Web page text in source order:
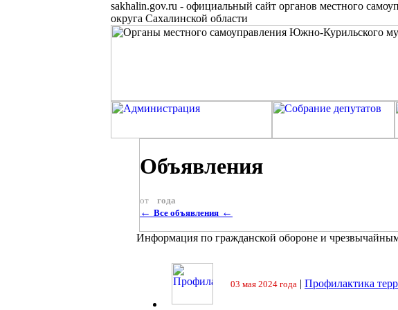
sakhalin.gov.ru - официальный сайт органов местного
округа Сахалинской области
Объявления
от года
← Все объявления ←
Информация по гражданской обороне и
03 мая 2024 года | Профилактика